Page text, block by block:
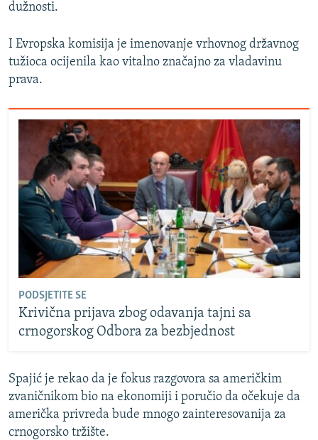
dužnosti.
I Evropska komisija je imenovanje vrhovnog državnog
tužioca ocijenila kao vitalno značajno za vladavinu
prava.
PODSJETITE SE
Krivična prijava zbog odavanja tajni sa
crnogorskog Odbora za bezbjednost
Spajić je rekao da je fokus razgovora sa američkim
zvaničnikom bio na ekonomiji i poručio da očekuje da
američka privreda bude mnogo zainteresovanija za
crnogorsko tržište.